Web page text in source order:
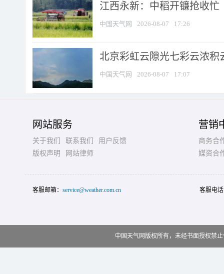
江西永新：中稻开镰抢收忙
中国天气网 2026-08-07 17:26
北京彩虹云隙光七彩云浓积
中国天气网 2026-08-07 17:07
网站服务
关于我们 联系我们
用户反馈
版权声明
网站律师
营销
商务合
媒资合
客服邮箱： service@weather.com.cn 客服电
中国天气网版权所有，未经书面授权